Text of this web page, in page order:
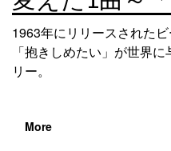
1963年にリリースされた
「抱きしめたい」が世界
リー。
More